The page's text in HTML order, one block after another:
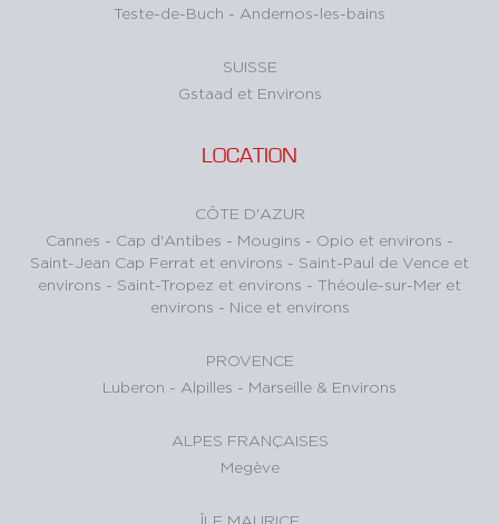
Teste-de-Buch - Andernos-les-bains
SUISSE
Gstaad et Environs
LOCATION
CÔTE D'AZUR
Cannes - Cap d'Antibes - Mougins - Opio et environs -
Saint-Jean Cap Ferrat et environs - Saint-Paul de Vence et
environs - Saint-Tropez et environs - Théoule-sur-Mer et
environs - Nice et environs
PROVENCE
Luberon - Alpilles - Marseille & Environs
ALPES FRANÇAISES
Megève
ÎLE MAURICE